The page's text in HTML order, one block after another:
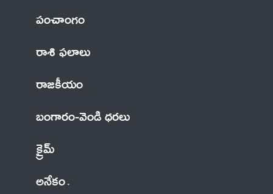
పంచాంగం
రాశి ఫలాలు
రాజకీయం
బంగారం-వెండి ధరలు
క్రైమ్
అనేకం